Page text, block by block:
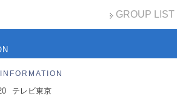
GROUP LIST
テレビ東京